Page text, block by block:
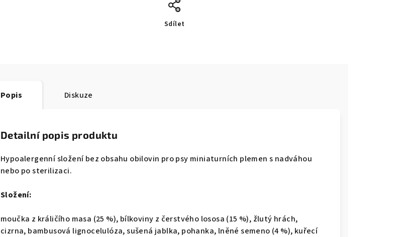
Sdílet
Popis Diskuze
Detailní popis produktu
Hypoalergenní složení bez obsahu obilovin pro psy miniaturních plemen s nadváhou
nebo po sterilizaci.
Složení:
moučka z králičího masa (25 %), bílkoviny z čerstvého lososa (15 %), žlutý hrách,
cizrna, bambusová lignocelulóza, sušená jablka, pohanka, lněné semeno (4 %), kuřecí